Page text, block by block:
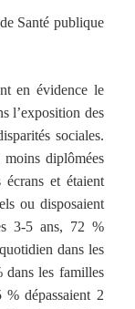
Santé publique
en évidence le
l’exposition des
sociales.
diplômées
écrans et étaient
ou disposaient
3-5 ans, 72 %
dans les
dans les familles
dépassaient 2